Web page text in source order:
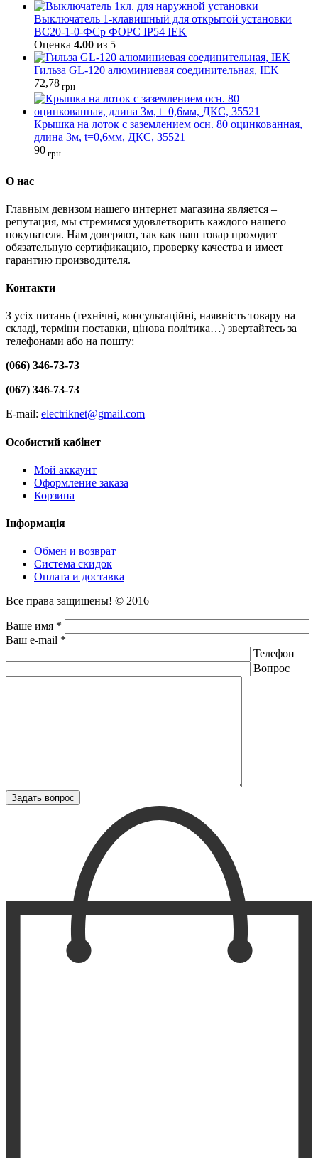
Выключатель 1-клавишный для открытой установки
ВС20-1-0-ФСр ФОРС IP54 IEK
Оценка 4.00 из 5
Гильза GL-120 алюминиевая соединительная, IEK
72,78 грн
Крышка на лоток с заземлением осн. 80 оцинкованная,
длина 3м, t=0,6мм, ДКС, 35521
90 грн
О нас
Главным девизом нашего интернет магазина является –
репутация, мы стремимся удовлетворить каждого нашего
покупателя. Нам доверяют, так как наш товар проходит
обязательную сертификацию, проверку качества и имеет
гарантию производителя.
Контакти
З усіх питань (технічні, консультаційні, наявність товару на
складі, терміни поставки, цінова політика…) звертайтесь за
телефонами або на пошту:
(066) 346-73-73
(067) 346-73-73
E-mail: electriknet@gmail.com
Особистий кабінет
Мой аккаунт
Оформление заказа
Корзина
Інформація
Обмен и возврат
Система скидок
Оплата и доставка
Все права защищены! © 2016
Ваше имя *
Ваш e-mail *
Телефон
Вопрос